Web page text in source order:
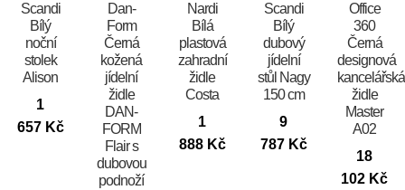
Scandi
Bílý
noční
stolek
Alison
1
657 Kč
​​​​​Dan-
Form
Černá
kožená
jídelní
židle
DAN-
FORM
Flair s
dubovou
podnoží
Nardi
Bílá
plastová
zahradní
židle
Costa
1
888 Kč
Scandi
Bílý
dubový
jídelní
stůl Nagy
150 cm
9
787 Kč
Office
360
Černá
designová
kancelářská
židle
Master
A02
18
102 Kč